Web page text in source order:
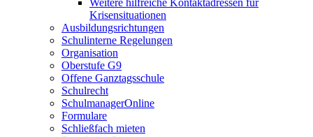
Weitere hilfreiche Kontaktadressen für
Krisensituationen
Ausbildungsrichtungen
Schulinterne Regelungen
Organisation
Oberstufe G9
Offene Ganztagsschule
Schulrecht
SchulmanagerOnline
Formulare
Schließfach mieten